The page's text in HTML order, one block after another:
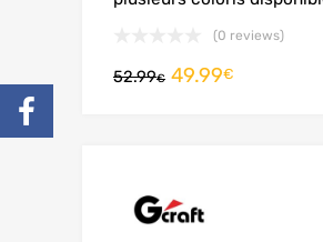
(0 reviews)
52.99€ 49.99€